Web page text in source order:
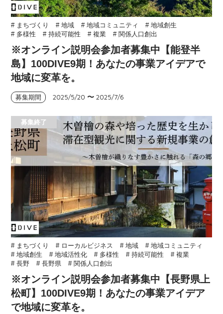
# まちづくり # 地域 # 地域コミュニティ
# 地域創生
# 多様性
# 持続可能性 # 複業 # 関係人口創出
※オンライン説明会参加者募集中【能登半
島】100DIVE9期！あなたの事業アイデアで
地域に変革を。
募集期間 2025/5/20 〜2025/7/6
募集終了
# まちづくり # ローカルビジネス # 地域
# 地域コミュニティ
# 地域創生
# 地域活性化 # 多様性 # 持続可能性
# 複業
# 長野
# 長野県 # 関係人口創出
※オンライン説明会参加者募集中【長野県上
松町】100DIVE9期！あなたの事業アイデア
で地域に変革を。